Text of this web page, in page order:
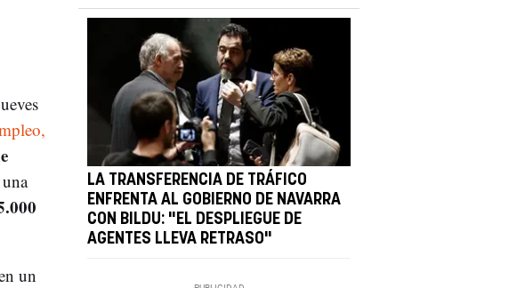
un
LA TRANSFERENCIA DE TRÁFICO
ENFRENTA AL GOBIERNO DE NAVARRA
CON BILDU: "EL DESPLIEGUE DE
AGENTES LLEVA RETRASO"